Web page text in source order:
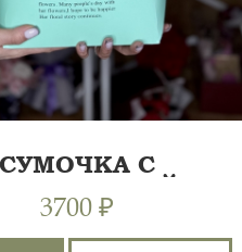
СУМОЧКА С
3700 ₽